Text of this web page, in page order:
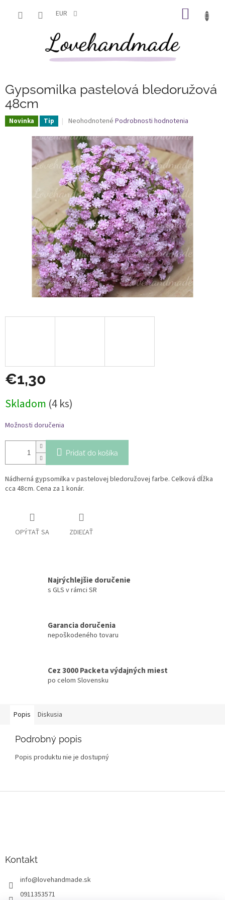
EUR
Gypsomilka pastelová bledoružová
48cm
Novinka Tip
Priemerné
produktu
je
0,0
z
5
hviezdičiek.
Neohodnotené Podrobnosti hodnotenia
€1,30
cena:
Skladom (4 ks)
Možnosti doručenia
Pridať do košíka
Nádherná gypsomilka v pastelovej bledoružovej farbe. Celková dĺžka
cca 48cm. Cena za 1 konár.
OPÝTAŤ SA ZDIEĽAŤ
Najrýchlejšie doručenie
s GLS v rámci SR
Garancia doručenia
nepoškodeného tovaru
Cez 3000 Packeta výdajných miest
po celom Slovensku
Popis Diskusia
Podrobný popis
Popis produktu nie je dostupný
Kontakt
info@lovehandmade.sk
0911353571